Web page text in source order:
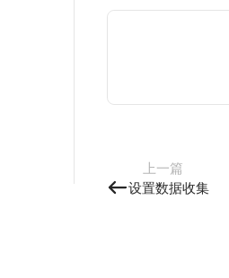
上一篇
设置数据收集